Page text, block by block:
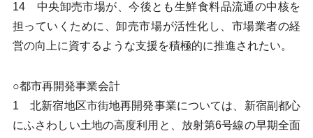
14 中央卸売市場が、今後とも生鮮食料品流通の中核を
担っていくために、卸売市場が活性化し、市場業者の経
営の向上に資するような支援を積極的に推進されたい。
○都市再開発事業会計
1 北新宿地区市街地再開発事業については、新宿副都心
にふさわしい土地の高度利用と、放射第6号線の早期全面